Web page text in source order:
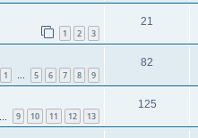
1 2 3
21
1 … 5 6 7 8 9
82
9 10 11 12 13
125